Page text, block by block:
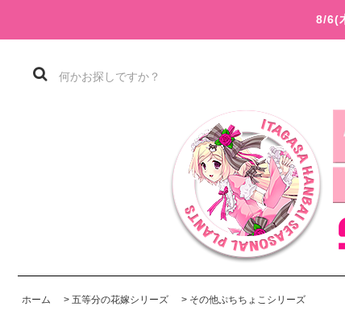
8/6(
ホーム > 五等分の花嫁シリーズ > その他ぷちちょこシリーズ